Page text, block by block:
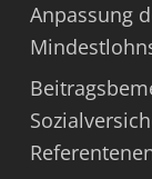
Anpassung